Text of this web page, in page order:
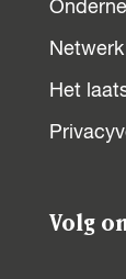
Netwerk
Het
Volg